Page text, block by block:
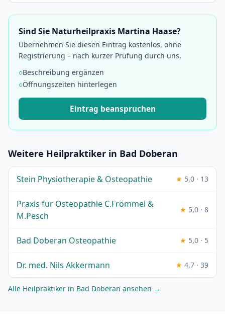
Sind Sie Naturheilpraxis Martina Haase?
Übernehmen Sie diesen Eintrag kostenlos, ohne
Registrierung – nach kurzer Prüfung durch uns.
○Beschreibung ergänzen
○Öffnungszeiten hinterlegen
Eintrag beanspruchen
Weitere Heilpraktiker in Bad Doberan
Stein Physiotherapie & Osteopathie ★ 5,0 · 13
Praxis für Osteopathie C.Frömmel &
M.Pesch
★ 5,0 · 8
Bad Doberan Osteopathie ★ 5,0 · 5
Dr. med. Nils Akkermann ★ 4,7 · 39
Alle Heilpraktiker in Bad Doberan ansehen →